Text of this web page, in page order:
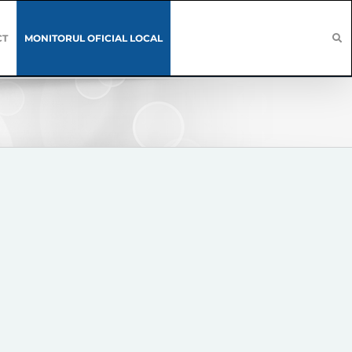
MONITORUL OFICIAL LOCAL